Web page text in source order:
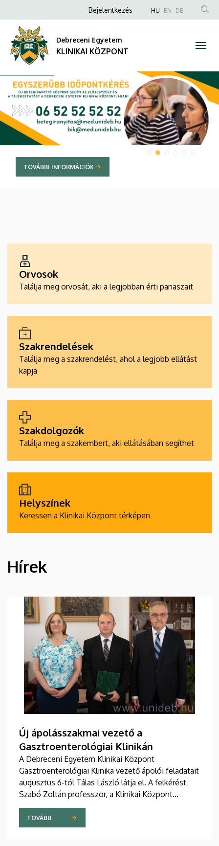
KÖZPONT
Anonim
fiók
menüje
Bejelentkezés HU EN DE
Debreceni Egyetem
KLINIKAI KÖZPONT
DIAVETÍTÉS
TOVÁBBI INFORMÁCIÓK
SZOLGÁLTATÁSKERESŐK
Orvosok
Találja meg orvosát, aki a legjobban érti panaszait
Szakrendelések
Találja meg a szakrendelést, ahol a legjobb ellátást
kapja
Szakdolgozók
Találja meg a szakembert, aki ellátásában segíthet
Helyszínek
Keressen a Klinikai Központ térképen
HÍREK
Hírek
Új ápolásszakmai vezető a
Gasztroenterológiai Klinikán
A Debreceni Egyetem Klinikai Központ
Gasztroenterológiai Klinika vezető ápolói feladatait
augusztus 6-tól Tálas László látja el. A felkérést
Szabó Zoltán professzor, a Klinikai Központ
elnöke, valamint Szőllősi Anna ápolási és
szakdolgozói igazgató adta át pénteken
ünnepélyes keretek között az Elnöki Hivatalban.
TOVÁBB